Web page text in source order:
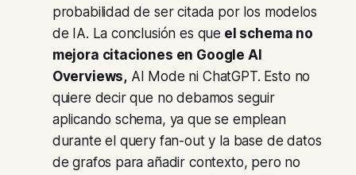
probabilidad de ser citada por los modelos
de IA. La conclusión es que el schema no
mejora citaciones en Google AI
Overviews, AI Mode ni ChatGPT. Esto no
quiere decir que no debamos seguir
aplicando schema, ya que se emplean
durante el query fan-out y la base de datos
de grafos para añadir contexto, pero no